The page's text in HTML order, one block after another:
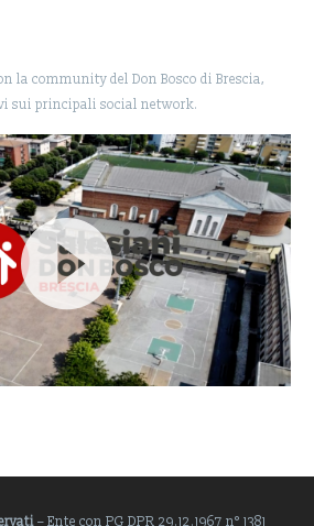
la community del Don Bosco di Brescia,
sui principali social network.
– Ente con PG DPR 29.12.1967 n° 1381